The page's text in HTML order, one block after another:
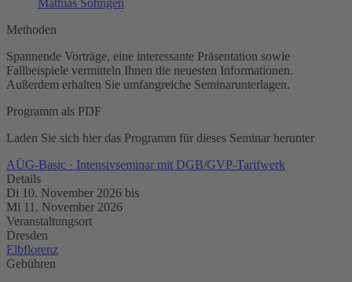
Methoden
Spannende Vorträge, eine interessante Präsentation sowie
Fallbeispiele vermitteln Ihnen die neuesten Informationen.
Außerdem erhalten Sie umfangreiche Seminarunterlagen.
Programm als PDF
Laden Sie sich hier das Programm für dieses Seminar herunter
AÜG-Basic · Intensivseminar mit DGB/GVP-Tarifwerk
Details
Di 10. November 2026 bis
Mi 11. November 2026
Veranstaltungsort
Dresden
Elbflorenz
Gebühren